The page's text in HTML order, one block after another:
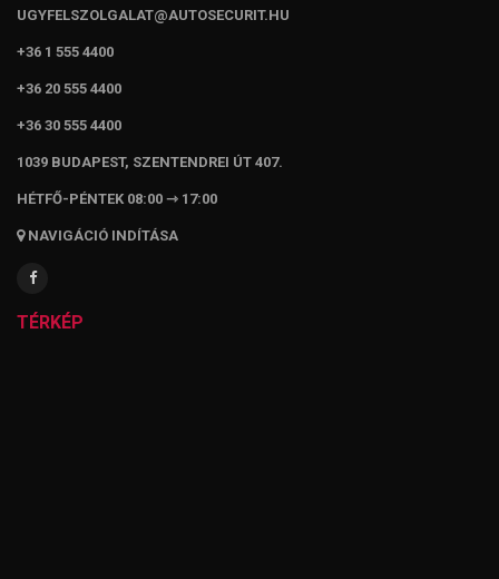
UGYFELSZOLGALAT@AUTOSECURIT.HU
+36 1 555 4400
+36 20 555 4400
+36 30 555 4400
1039 BUDAPEST, SZENTENDREI ÚT 407.
HÉTFŐ-PÉNTEK 08:00 ⇾ 17:00
NAVIGÁCIÓ INDÍTÁSA
TÉRKÉP